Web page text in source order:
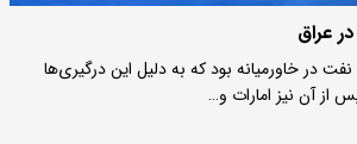
عراق
در خاورمیانه بود که به دلیل این درگیری‌ها
از آن نیز امارات و…